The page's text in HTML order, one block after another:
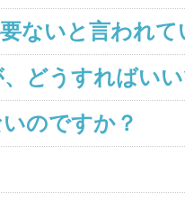
ないと言われて
どうすればい
のですか？